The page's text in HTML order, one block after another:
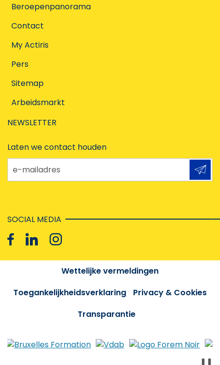
Beroepenpanorama
Contact
My Actiris
Pers
Sitemap
Arbeidsmarkt
NEWSLETTER
Laten we contact houden
e-mailadres
SOCIAL MEDIA
Wettelijke vermeldingen
Toegankelijkheidsverklaring
Privacy & Cookies
Transparantie
❚❚